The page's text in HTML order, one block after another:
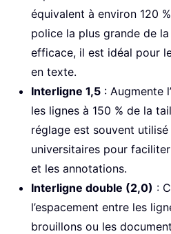
équivalent à environ 120
police la plus grande de
efficace, il est idéal pour
en texte.
Interligne 1,5 : Augmente
les lignes à 150 % de la
réglage est souvent
universitaires pour
et les annotations.
Interligne double (2,0) :
l’espacement entre les
brouillons ou les